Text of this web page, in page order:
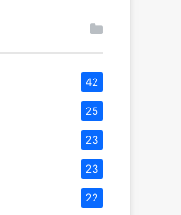
42
25
23
23
22